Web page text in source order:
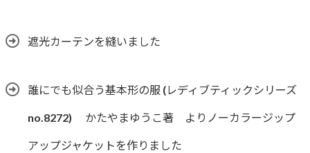
遮光カーテンを縫いました
誰にでも似合う基本形の服 (レディブティックシリーズ
no.8272) かたやまゆうこ著 よりノーカラージップ
アップジャケットを作りました